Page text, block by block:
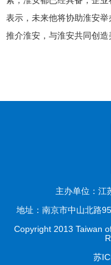
表示，未来他将协助淮安举
推介淮安，与淮安共同创
主办单位：江
地址：南京市中山北路
Copyright 2013 Taiwan
苏